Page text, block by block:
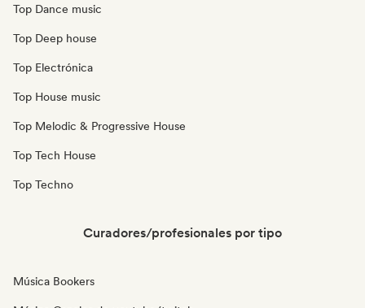
Top Dance music
Top Deep house
Top Electrónica
Top House music
Top Melodic & Progressive House
Top Tech House
Top Techno
Curadores/profesionales por tipo
Música Bookers